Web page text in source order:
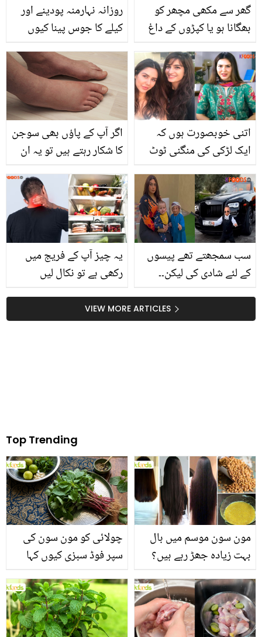
روزانہ نہارمنہ پودینے اور
کیلے کا جوس پینا کیوں
ضروری ہے؟ فائدے جان کر
آپ بھی پینا شروع کر دیں
گھر سے مکھی مچھر کو
بھگانا ہو یا کپڑوں کے داغ
دھبے مٹانا ہو اب ہوا بہت
آسان ۔۔ جانیے ہماری یہ
آزمودہ ٹپس جو کریں ہر
خواتین کی بڑی مشکل
آسان
اگر آپ کے پاؤں بھی سوجن
کا شکار رہتے ہیں تو یہ ان
بیماریوں کی علامت
ہوسکتی ہے
اتنی خوبصورت ہوں کہ
ایک لڑکی کی منگنی ٹوٹ
گئی.. سونم باجوہ نے اپنی
وجہ سے لڑکی کا گھر ٹوٹنے
کا افسوسناک قصہ سنا دیا
یہ چیز آپ کے فریج میں
رکھی ہے تو نکال لیں
کیونکہ ۔۔ گردن میں اچانک
بل پڑجائے تو فوری طور پر
کیا کرنا چاہیئے؟ آسان
سب سمجھتے تھے پیسوں
کے لئے شادی کی لیکن۔۔
عزیز الاسمر کی بیوہ کون
ہیں؟ ان کی زندگی کی وہ
کہانی جس کے بارے میں
VIEW MORE ARTICLES
Top Trending
چولائی کو مون سون کی
سپر فوڈ سبزی کیوں کہا
جاتا ہے؟ جانیں وٹامنز،
منرلز اور اینٹی آکسیڈنٹس
سے بھرپور اس سبزی کے
فائدے
مون سون موسم میں بال
بہت زیادہ جھڑ رہے ہیں؟
جانیں بالوں کو مضبوط
بنانے کے چند قدرتی طریقے